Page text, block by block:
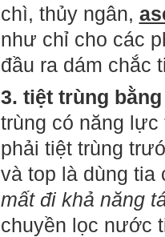
chì, thủy ngân,
như chỉ cho các
đầu ra dám chắc
3. tiệt trùng
trùng có năng lực
phải tiệt trùng
và top là dùng tia
mất đi khả năng
chuyền lọc nước